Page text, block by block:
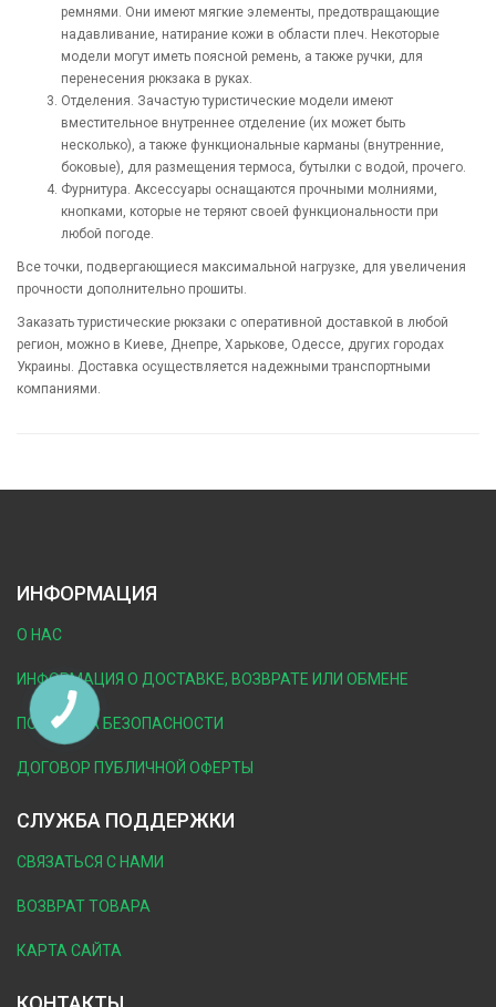
ремнями. Они имеют мягкие элементы, предотвращающие
надавливание, натирание кожи в области плеч. Некоторые
модели могут иметь поясной ремень, а также ручки, для
перенесения рюкзака в руках.
Отделения. Зачастую туристические модели имеют
вместительное внутреннее отделение (их может быть
несколько), а также функциональные карманы (внутренние,
боковые), для размещения термоса, бутылки с водой, прочего.
Фурнитура. Аксессуары оснащаются прочными молниями,
кнопками, которые не теряют своей функциональности при
любой погоде.
Все точки, подвергающиеся максимальной нагрузке, для увеличения
прочности дополнительно прошиты.
Заказать туристические рюкзаки с оперативной доставкой в любой
регион, можно в Киеве, Днепре, Харькове, Одессе, других городах
Украины. Доставка осуществляется надежными транспортными
компаниями.
ИНФОРМАЦИЯ
О НАС
ИНФОРМАЦИЯ О ДОСТАВКЕ, ВОЗВРАТЕ ИЛИ ОБМЕНЕ
ПОЛИТИКА БЕЗОПАСНОСТИ
ДОГОВОР ПУБЛИЧНОЙ ОФЕРТЫ
СЛУЖБА ПОДДЕРЖКИ
СВЯЗАТЬСЯ С НАМИ
ВОЗВРАТ ТОВАРА
КАРТА САЙТА